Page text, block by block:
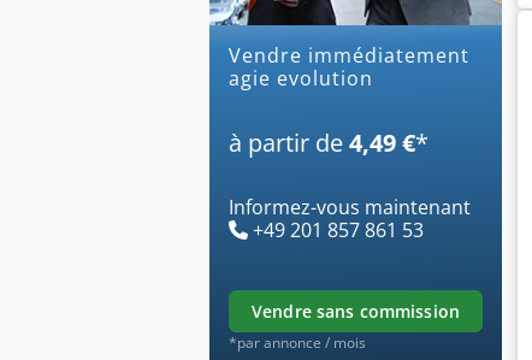
Vendre immédiatement
agie evolution
à partir de4,49 €*
Informez-vous maintenant
+49 201 857 861 53
vendre sans commission
*par annonce / mois